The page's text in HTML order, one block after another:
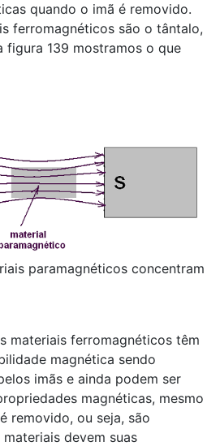
quando o imã é removido.
ferromagnéticos são o tântalo,
figura 139 mostramos o que
paramagnéticos concentram
materiais ferromagnéticos têm
magnética sendo
imãs e ainda podem ser
magnéticas, mesmo
removido, ou seja, são
devem suas